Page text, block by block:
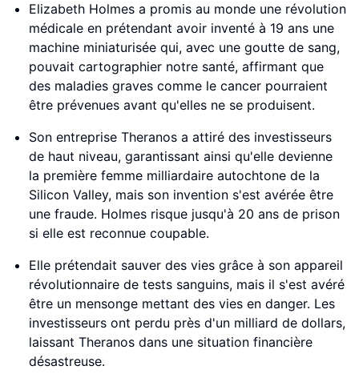
Elizabeth Holmes a promis au monde une révolution
médicale en prétendant avoir inventé à 19 ans une
machine miniaturisée qui, avec une goutte de sang,
pouvait cartographier notre santé, affirmant que
des maladies graves comme le cancer pourraient
être prévenues avant qu'elles ne se produisent.
Son entreprise Theranos a attiré des investisseurs
de haut niveau, garantissant ainsi qu'elle devienne
la première femme milliardaire autochtone de la
Silicon Valley, mais son invention s'est avérée être
une fraude. Holmes risque jusqu'à 20 ans de prison
si elle est reconnue coupable.
Elle prétendait sauver des vies grâce à son appareil
révolutionnaire de tests sanguins, mais il s'est avéré
être un mensonge mettant des vies en danger. Les
investisseurs ont perdu près d'un milliard de dollars,
laissant Theranos dans une situation financière
désastreuse.